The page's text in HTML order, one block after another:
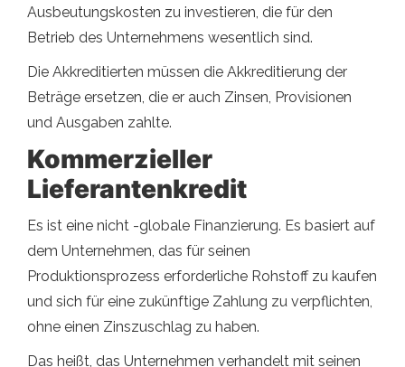
Ausbeutungskosten zu investieren, die für den
Betrieb des Unternehmens wesentlich sind.
Die Akkreditierten müssen die Akkreditierung der
Beträge ersetzen, die er auch Zinsen, Provisionen
und Ausgaben zahlte.
Kommerzieller
Lieferantenkredit
Es ist eine nicht -globale Finanzierung. Es basiert auf
dem Unternehmen, das für seinen
Produktionsprozess erforderliche Rohstoff zu kaufen
und sich für eine zukünftige Zahlung zu verpflichten,
ohne einen Zinszuschlag zu haben.
Das heißt, das Unternehmen verhandelt mit seinen